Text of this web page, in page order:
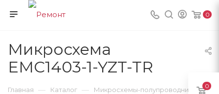
0
Микросхема
EMC1403-1-YZT-TR
Главная — Каталог — Микросхемы-полупроводники 0